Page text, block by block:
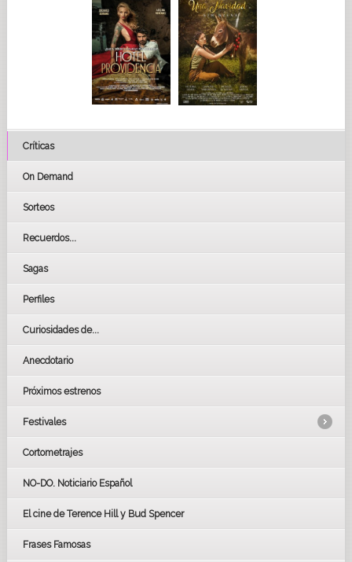
Críticas
On Demand
Sorteos
Recuerdos...
Sagas
Perfiles
Curiosidades de...
Anecdotario
Próximos estrenos
Festivales
LOS OSCARS
GOYAS
BAFTA
Cortometrajes
NO-DO. Noticiario Español
El cine de Terence Hill y Bud Spencer
Frases Famosas